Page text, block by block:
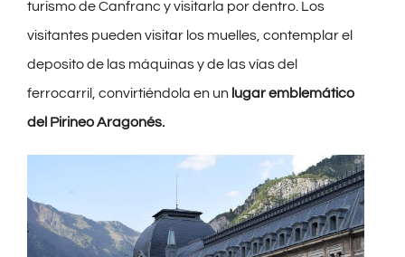
turismo de Canfranc y visitarla por dentro. Los
visitantes pueden visitar los muelles, contemplar el
deposito de las máquinas y de las vías del
ferrocarril, convirtiéndola en un lugar emblemático
del Pirineo Aragonés.